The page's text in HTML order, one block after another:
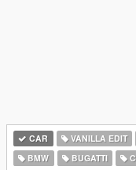
CAR VANILLA EDIT
BMW
BUGATTI